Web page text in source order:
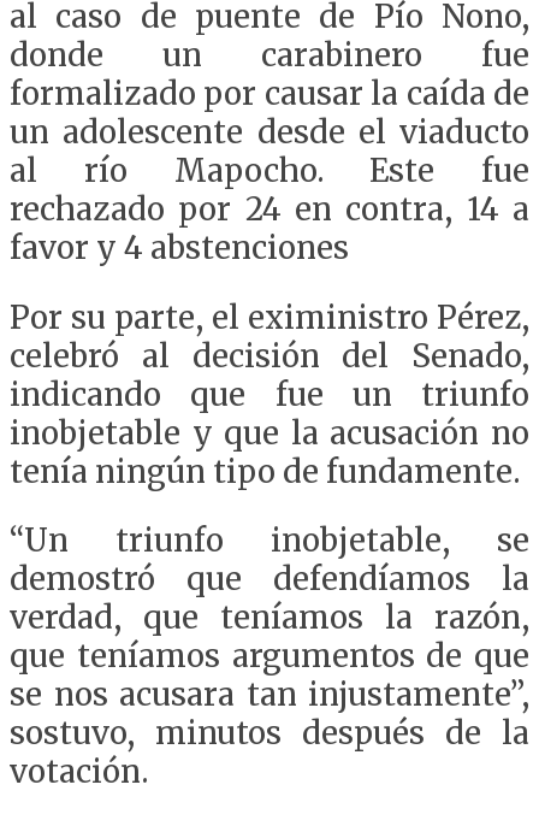
al caso de puente de Pío Nono,
donde un carabinero fue
formalizado por causar la caída de
un adolescente desde el viaducto
al río Mapocho. Este fue
rechazado por 24 en contra, 14 a
favor y 4 abstenciones
Por su parte, el exiministro Pérez,
celebró al decisión del Senado,
indicando que fue un triunfo
inobjetable y que la acusación no
tenía ningún tipo de fundamente.
“Un triunfo inobjetable, se
demostró que defendíamos la
verdad, que teníamos la razón,
que teníamos argumentos de que
se nos acusara tan injustamente”,
sostuvo, minutos después de la
votación.